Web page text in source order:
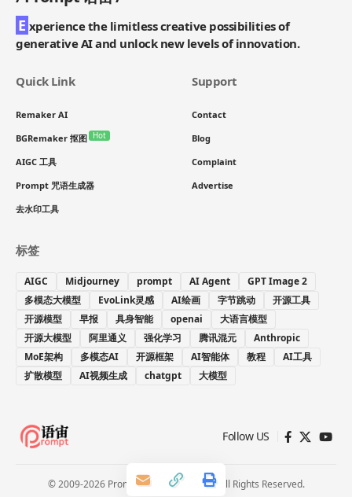
E xperience the limitless creative possibilities of
generative AI and unlock new levels of innovation.
Quick Link
Remaker AI
BGRemaker 抠图 Hot
AIGC 工具
Prompt 咒语生成器
去水印工具
Support
Contact
Blog
Complaint
Advertise
标签
AIGC Midjourney prompt AI Agent
GPT Image 2
多模态大模型
EvoLink灵感 AI绘画 字节跳动
开源工具
开源模型
早报 具身智能 openai
大语言模型
开源大模型
阿里通义 强化学习 腾讯混元
Anthropic
MoE架构
多模态AI 开源框架 AI智能体 教程
AI工具
扩散模型
AI视频生成 chatgpt 大模型
Follow US
© 2009-2026 Prompt 语宙. Paooo.com. All Rights Reserved.